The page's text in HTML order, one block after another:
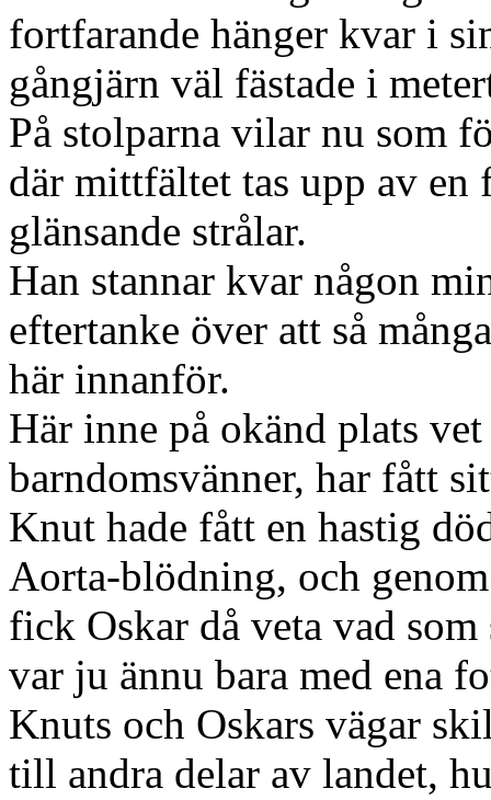
fortfarande hänger kvar i
gångjärn väl fästade i
På stolparna vilar nu som
där mittfältet tas upp av
glänsande strålar.
Han stannar kvar någon
eftertanke över att så
här innanför.
Här inne på okänd plats
barndomsvänner, har fått
Knut hade fått en hastig
Aorta-blödning, och
fick Oskar då veta vad
var ju ännu bara med ena
Knuts och Oskars vägar
till andra delar av landet,